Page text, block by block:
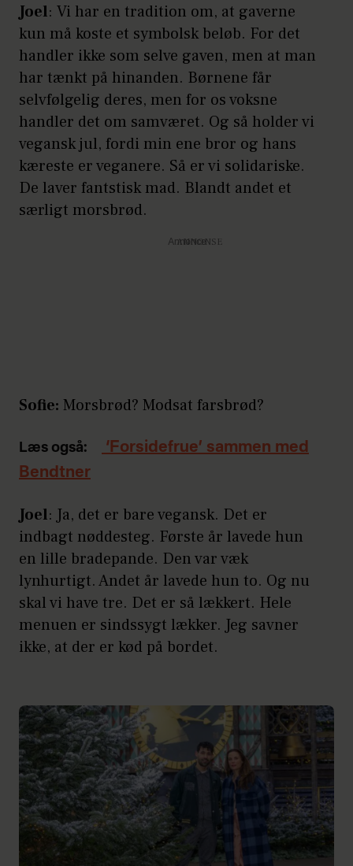
Joel: Vi har en tradition om, at gaverne
kun må koste et symbolsk beløb. For det
handler ikke som selve gaven, men at man
har tænkt på hinanden. Børnene får
selvfølgelig deres, men for os voksne
handler det om samværet. Og så holder vi
vegansk jul, fordi min ene bror og hans
kæreste er veganere. Så er vi solidariske.
De laver fantstisk mad. Blandt andet et
særligt morsbrød.
Annonce
Sofie: Morsbrød? Modsat farsbrød?
Læs også:
‘Forsidefrue’ sammen med
Bendtner
Joel: Ja, det er bare vegansk. Det er
indbagt nøddesteg. Første år lavede hun
en lille bradepande. Den var væk
lynhurtigt. Andet år lavede hun to. Og nu
skal vi have tre. Det er så lækkert. Hele
menuen er sindssygt lækker. Jeg savner
ikke, at der er kød på bordet.